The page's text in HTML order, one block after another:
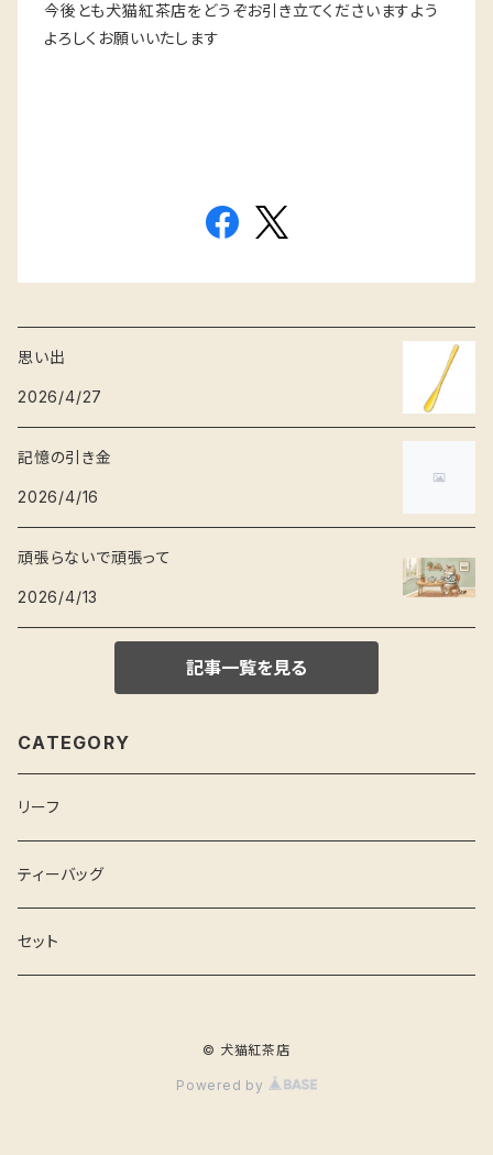
今後とも犬猫紅茶店をどうぞお引き立てくださいますよう
よろしくお願いいたします
思い出
2026/4/27
記憶の引き金
2026/4/16
頑張らないで頑張って
2026/4/13
記事一覧を見る
CATEGORY
リーフ
ティーバッグ
セット
© 犬猫紅茶店
Powered by